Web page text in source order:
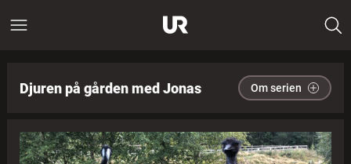
Djuren på gården med Jonas Om serien